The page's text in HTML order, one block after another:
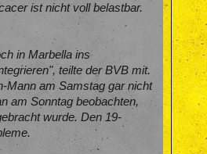
ist nicht voll belastbar.
in Marbella ins
teilte der BVB mit.
Mann am Samstag gar nicht
am Sonntag beobachten,
wurde. Den 19-